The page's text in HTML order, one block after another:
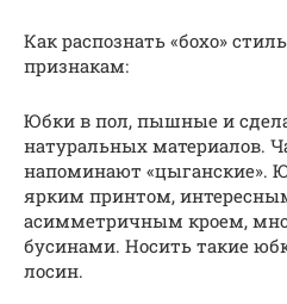
Как распознать «бохо»
признакам:
Юбки в пол, пышные и
натуральных материалов.
напоминают «цыганские».
ярким принтом,
асимметричным кроем,
бусинами. Носить такие
лосин.